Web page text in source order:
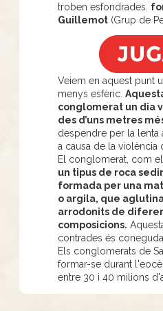
troben esfondrades.
Guillemot (Grup de
Veiem en aquest punt
menys esfèric.
conglomerat un dia
des d’uns metres
despendre per la
a causa de la violència
El conglomerat, com
un tipus de roca
formada per una
o argila, que
arrodonits de
composicions.
contrades és
Els conglomerats de
formar-se durant
entre 30 i 40 milions